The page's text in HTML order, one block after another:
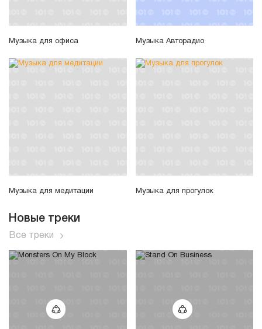
Музыка для офиса Музыка Авторадио
Музыка для медитации Музыка для прогулок
Новые треки
Все треки